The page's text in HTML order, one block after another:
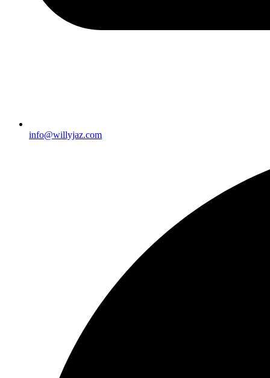
info@willyjaz.com